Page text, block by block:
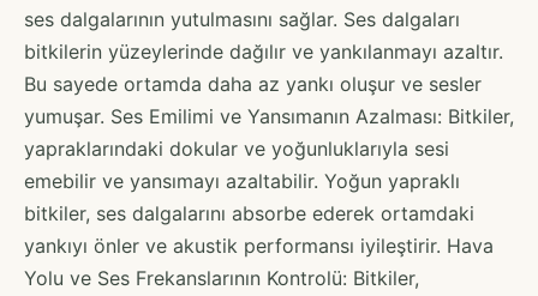
ses dalgalarının yutulmasını sağlar. Ses dalgaları
bitkilerin yüzeylerinde dağılır ve yankılanmayı azaltır.
Bu sayede ortamda daha az yankı oluşur ve sesler
yumuşar. Ses Emilimi ve Yansımanın Azalması: Bitkiler,
yapraklarındaki dokular ve yoğunluklarıyla sesi
emebilir ve yansımayı azaltabilir. Yoğun yapraklı
bitkiler, ses dalgalarını absorbe ederek ortamdaki
yankıyı önler ve akustik performansı iyileştirir. Hava
Yolu ve Ses Frekanslarının Kontrolü: Bitkiler,